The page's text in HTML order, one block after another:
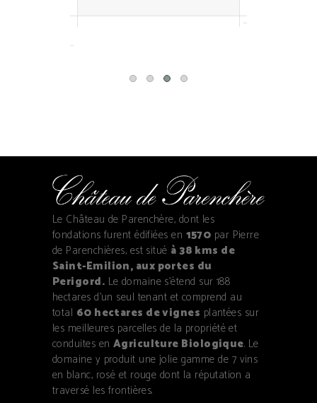
Le Château de Parenchère, dont les
fondations furent édifiées en 1570 par Pierre
de Parenchières, est situé à 38 kms de
Saint-Emilion, aux portes du
Perigord. Le domaine s'étend sur 188
hectares d'un seul tenant et comprend au
total 60 hectares de vignes plantées sur
les meilleures parcelles de la propriété et
conduites en Agriculture Biologique. Le
domaine y produit une jolie gamme de 7 vins
en blanc, rosé et rouge dont la réputation a
traversé les frontières.